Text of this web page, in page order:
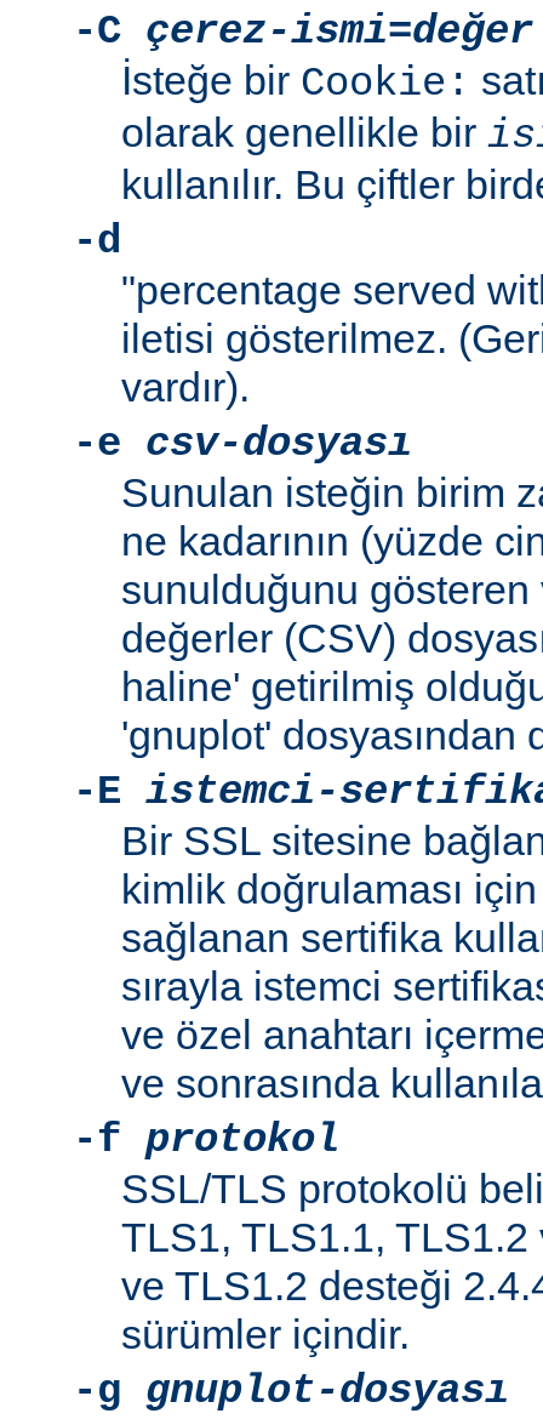
-C çerez-ismi=değer
İsteğe bir Cookie:
olarak genellikle bir
kullanılır. Bu çiftler
-d
"percentage served
iletisi gösterilmez.
vardır).
-e csv-dosyası
Sunulan isteğin birim
ne kadarının (yüzde
sunulduğunu gösteren
değerler (CSV)
haline' getirilmiş
'gnuplot' dosyasından
-E istemci-
Bir SSL sitesine
kimlik doğrulaması
sağlanan sertifika
sırayla istemci
ve özel anahtarı
ve sonrasında
-f protokol
SSL/TLS protokolü
TLS1, TLS1.1,
ve TLS1.2 desteği
sürümler içindir.
-g gnuplot-dosyası